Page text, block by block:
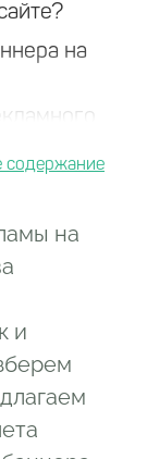
на
время
на
блоки
блока
на
и